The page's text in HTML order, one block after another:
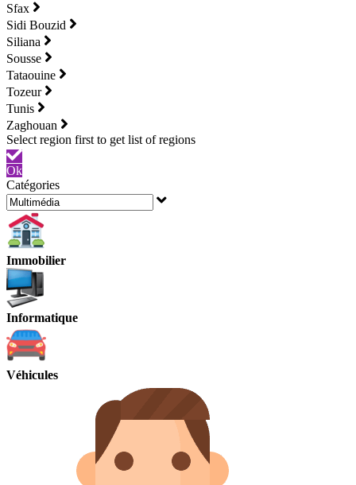
Sfax
Sidi Bouzid
Siliana
Sousse
Tataouine
Tozeur
Tunis
Zaghouan
Ok
Catégories
Immobilier
Informatique
Véhicules